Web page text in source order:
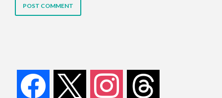
facebook instagram threads